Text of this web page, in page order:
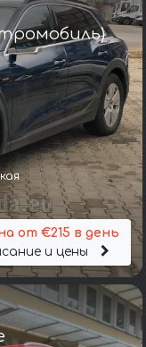
от €215 в день
и цены